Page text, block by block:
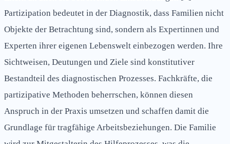
Partizipation bedeutet in der Diagnostik, dass Familien nicht
Objekte der Betrachtung sind, sondern als Expertinnen und
Experten ihrer eigenen Lebenswelt einbezogen werden. Ihre
Sichtweisen, Deutungen und Ziele sind konstitutiver
Bestandteil des diagnostischen Prozesses. Fachkräfte, die
partizipative Methoden beherrschen, können diesen
Anspruch in der Praxis umsetzen und schaffen damit die
Grundlage für tragfähige Arbeitsbeziehungen. Die Familie